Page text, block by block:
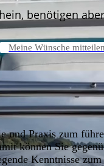
benötigen
Meine Wünsche mitteilen
Praxis zum
können Sie
Kenntnisse